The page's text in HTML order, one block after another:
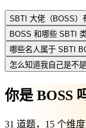
SBTI 大佬（BOSS）
BOSS 和哪些 SBTI 类
哪些名人属于 SBTI
怎么知道我自己是不
你是 BOSS
31 道题，15 个维